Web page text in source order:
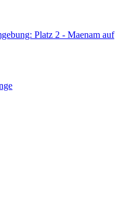
Platz 2 - Maenam auf